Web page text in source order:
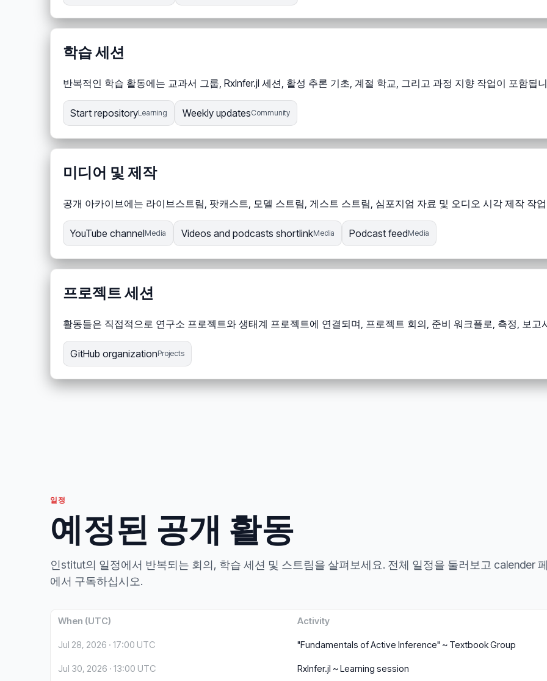
학습 세션
반복적인 학습 활동에는 교과서 그룹, RxInfer.jl 세션, 활성 추론 기초, 계절 학교, 그리고 과정 지향 작업이 포함됩
Start repositoryLearning Weekly updatesCommunity
미디어 및 제작
공개 아카이브에는 라이브스트림, 팟캐스트, 모델 스트림, 게스트 스트림, 심포지엄 자료 및 오디오 시각 제작 작
YouTube channelMedia Videos and podcasts shortlinkMedia Podcast feedMedia
프로젝트 세션
활동들은 직접적으로 연구소 프로젝트와 생태계 프로젝트에 연결되며, 프로젝트 회의, 준비 워크플로, 측정, 보
GitHub organizationProjects
일정
예정된 공개 활동
인stitut의 일정에서 반복되는 회의, 학습 세션 및 스트림을 살펴보세요. 전체 일정을 둘러보고 calender
에서 구독하십시오.
When (UTC) Activity
Jul 28, 2026 · 17:00 UTC "Fundamentals of Active Inference" ~ Textbook Group
Jul 30, 2026 · 13:00 UTC RxInfer.jl ~ Learning session